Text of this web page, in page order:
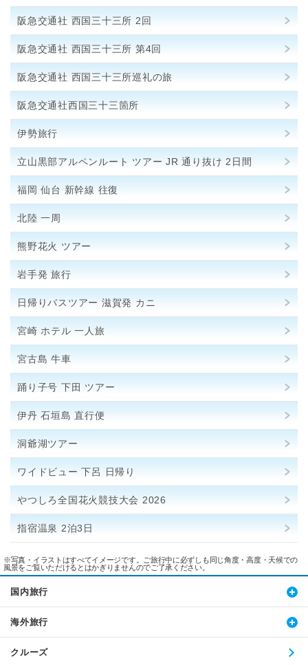
阪急交通社 西国三十三所 2回
阪急交通社 西国三十三所 第4回
阪急交通社 西国三十三所巡礼の旅
阪急交通社西国三十三箇所
伊勢旅行
立山黒部アルペンルート ツアー JR 通り抜け 2日間
福岡 仙台 新幹線 往復
北陸 一周
熊野花火 ツアー
岩手発 旅行
日帰りバスツアー 滋賀発 カニ
宮崎 ホテル 一人旅
宮古島 牛車
踊り子号 下田 ツアー
伊丹 石垣島 直行便
洞爺湖ツアー
ワイドビュー 下呂 日帰り
やつしろ全国花火競技大会 2026
指宿温泉 2泊3日
※写真・イラストはすべてイメージです。ご旅行中に必ずしも同じ角度・高度・天候での
風景をご覧いただけるとはかぎりませんのでご了承ください。
国内旅行
海外旅行
クルーズ